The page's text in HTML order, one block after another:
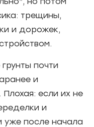
трещины,
и дорожек,
почти
и
Плохая: если их не
и
уже после начала